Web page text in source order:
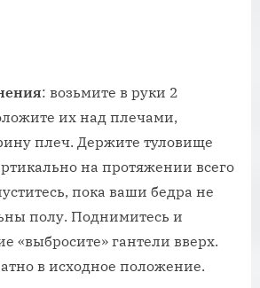
: возьмите в руки 2
их над плечами,
плеч. Держите туловище
на протяжении всего
пока ваши бедра не
полу. Поднимитесь и
«выбросите» гантели вверх.
в исходное положение.